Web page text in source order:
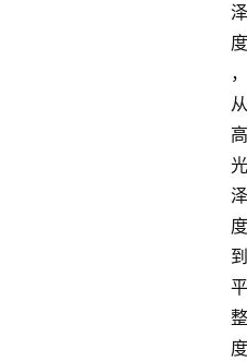
泽
度
，
从
高
光
泽
度
到
平
整
度